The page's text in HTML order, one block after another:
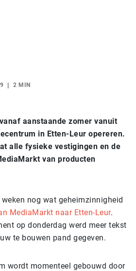
2 MIN
aanstaande zomer vanuit
in Etten-Leur opereren.
alle fysieke vestigingen en de
van producten
nog wat geheimzinnigheid
MediaMarkt naar Etten-Leur.
op donderdag werd meer tekst
te bouwen pand gegeven.
wordt momenteel gebouwd door